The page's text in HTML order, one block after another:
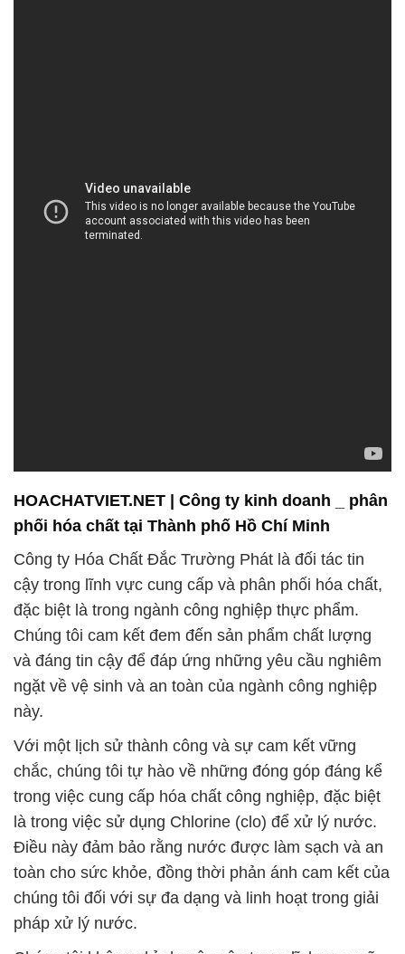
HOACHATVIET.NET | Công ty kinh doanh _ phân
phối hóa chất tại Thành phố Hồ Chí Minh
Công ty Hóa Chất Đắc Trường Phát là đối tác tin
cậy trong lĩnh vực cung cấp và phân phối hóa chất,
đặc biệt là trong ngành công nghiệp thực phẩm.
Chúng tôi cam kết đem đến sản phẩm chất lượng
và đáng tin cậy để đáp ứng những yêu cầu nghiêm
ngặt về vệ sinh và an toàn của ngành công nghiệp
này.
Với một lịch sử thành công và sự cam kết vững
chắc, chúng tôi tự hào về những đóng góp đáng kể
trong việc cung cấp hóa chất công nghiệp, đặc biệt
là trong việc sử dụng Chlorine (clo) để xử lý nước.
Điều này đảm bảo rằng nước được làm sạch và an
toàn cho sức khỏe, đồng thời phản ánh cam kết của
chúng tôi đối với sự đa dạng và linh hoạt trong giải
pháp xử lý nước.